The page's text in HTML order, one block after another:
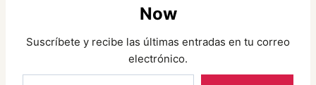
Now
Suscríbete y recibe las últimas entradas en tu correo
electrónico.
Escribe tu correo electrónico…